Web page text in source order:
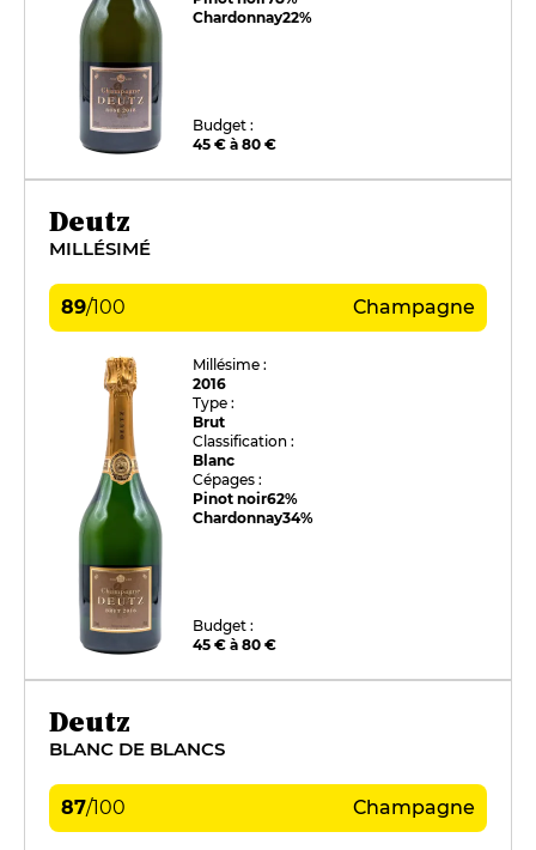
Chardonnay22%
Budget :
45 € à 80 €
Deutz
MILLÉSIMÉ
89/100 Champagne
Millésime :
2016
Type :
Brut
Classification :
Blanc
Cépages :
Pinot noir62%
Chardonnay34%
Budget :
45 € à 80 €
Deutz
BLANC DE BLANCS
87/100 Champagne